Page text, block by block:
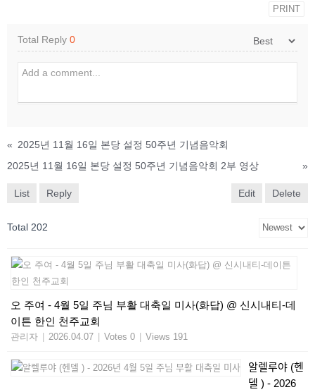
PRINT
Total Reply 0
« 2025년 11월 16일 본당 설정 50주년 기념음악회
2025년 11월 16일 본당 설정 50주년 기념음악회 2부 영상
»
List Reply Edit Delete
Total 202
오 주여 - 4월 5일 주님 부활 대축일 미사(화답) @ 신시내티-데
이튼 한인 천주교회
관리자 2026.04.07 Votes 0 Views 191
알렐루야 (헨
델 ) - 2026